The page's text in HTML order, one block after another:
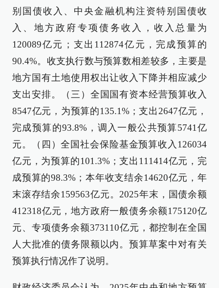
别国债收入、中央金融机构注资特别国债收
入、地方政府专项债务收入，收入总量为
120089亿元；支出112874亿元，完成预算的
90.4%。收支执行数与预算数相差较多，主要是
地方国有土地使用权出让收入下降并相应减少
支出安排。（三）全国国有资本经营预算收入
8547亿元，为预算的135.1%；支出2647亿元，
完成预算的93.8%，调入一般公共预算5741亿
元。（四）全国社会保险基金预算收入126034
亿元，为预算的101.3%；支出111414亿元，完
成预算的98.3%；本年收支结余14620亿元，年
末滚存结余159563亿元。2025年末，国债余额
412318亿元，地方政府一般债务余额175120亿
元、专项债务余额373110亿元，都控制在全国
人大批准的债务限额以内。预算草案中对有关
预算执行情况作了说明。